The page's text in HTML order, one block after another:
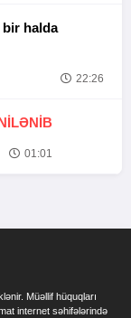
bir halda
22:26
01:01
Müəllif hüquqları
internet səhifələrində